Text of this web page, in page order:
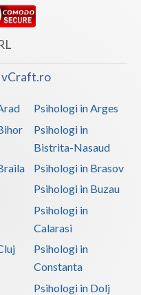
vCraft.ro
Psihologi in Arges
Psihologi in
Bistrita-Nasaud
Psihologi in Brasov
Psihologi in Buzau
Psihologi in
Calarasi
Psihologi in
Constanta
Psihologi in Dolj